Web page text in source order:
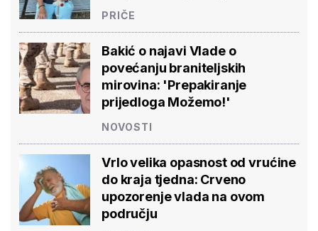
PRIČE
Bakić o najavi Vlade o
povećanju braniteljskih
mirovina: 'Prepakiranje
prijedloga Možemo!'
NOVOSTI
Vrlo velika opasnost od vrućine
do kraja tjedna: Crveno
upozorenje vlada na ovom
području